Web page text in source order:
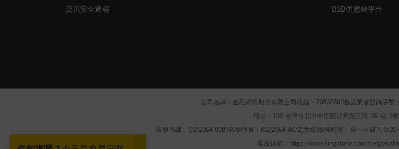
資訊安全通報
B2B供應鏈平台
公司名稱：金石網絡股份有限公司 統編：70832800食品業者登錄字號
地址：100 台灣台北市中正區汀州路三段 160巷 3
客服專線：(02)2364-9989客服傳真：(02)2364-4672(專線) 服務時間：週一至週五
客服信箱：https://www.kingstone.com.tw/qa/